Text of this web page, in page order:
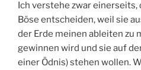
Ich verstehe zwar einerseits,
Böse entscheiden, weil sie
der Erde meinen ableiten zu
gewinnen wird und sie auf
einer Ödnis) stehen wollen.